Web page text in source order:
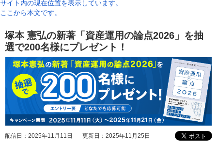
サイト内の現在位置を表示しています。
ここから本文です。
塚本 憲弘の新著「資産運用の論点2026」を抽
選で200名様にプレゼント！
配信日： 2025年11月11日 更新日： 2025年11月25日